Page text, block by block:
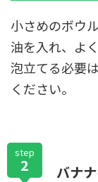
小さめのボウ
油を入れ、よ
泡立てる必要
ください。
step
2 バナ